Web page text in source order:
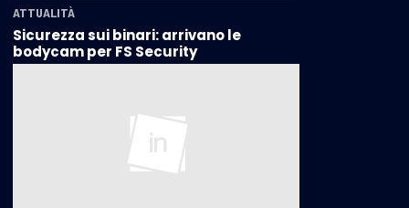
ATTUALITÀ
Sicurezza sui binari: arrivano le
bodycam per FS Security